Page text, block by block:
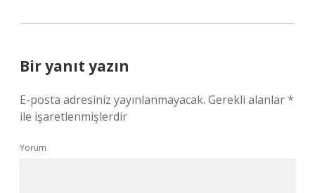
Bir yanıt yazın
E-posta adresiniz yayınlanmayacak. Gerekli alanlar*
ile işaretlenmişlerdir
Yorum